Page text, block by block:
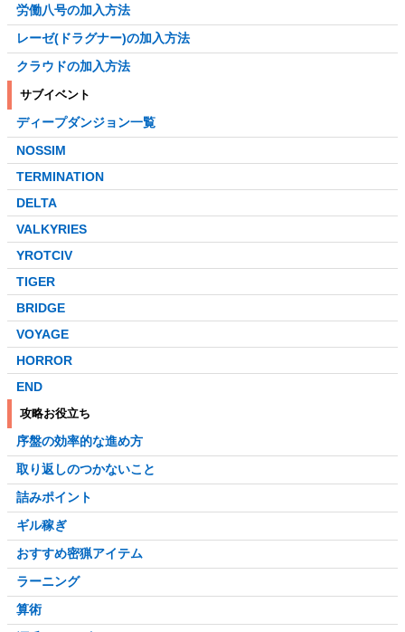
労働八号の加入方法
レーゼ(ドラグナー)の加入方法
クラウドの加入方法
サブイベント
ディープダンジョン一覧
NOSSIM
TERMINATION
DELTA
VALKYRIES
YROTCIV
TIGER
BRIDGE
VOYAGE
HORROR
END
攻略お役立ち
序盤の効率的な進め方
取り返しのつかないこと
詰みポイント
ギル稼ぎ
おすすめ密猟アイテム
ラーニング
算術